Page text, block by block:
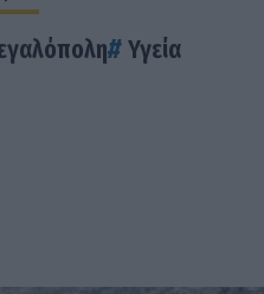
Υγεία